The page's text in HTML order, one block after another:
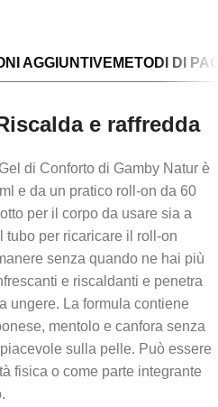
AGGIUNTIVE METODI DI
e raffredda
di Conforto di Gamby Natur è
e da un pratico roll-on da 60
per il corpo da usare sia a
per ricaricare il roll-on
senza quando ne hai più
e riscaldanti e penetra
ungere. La formula contiene
mentolo e canfora senza
sulla pelle. Può essere
fisica o come parte integrante